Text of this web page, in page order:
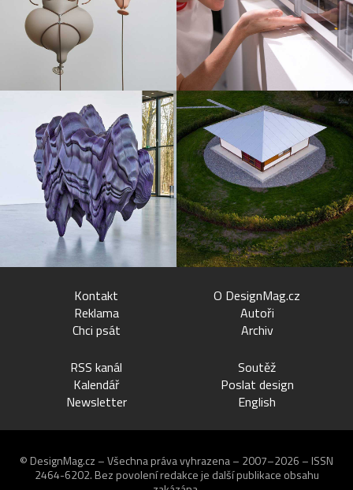
Kontakt
Reklama
Chci psát
O DesignMag.cz
Autoři
Archiv
RSS kanál
Kalendář
Newsletter
Soutěž
Poslat design
English
© DesignMag.cz – Všechna práva vyhrazena – 2007–2026 – ISSN
2464-6202. Bez povolení redakce je další publikace obsahu